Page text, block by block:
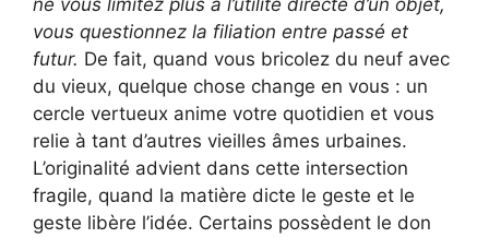
ne vous limitez plus à l’utilité directe d’un objet,
vous questionnez la filiation entre passé et
futur. De fait, quand vous bricolez du neuf avec
du vieux, quelque chose change en vous : un
cercle vertueux anime votre quotidien et vous
relie à tant d’autres vieilles âmes urbaines.
L’originalité advient dans cette intersection
fragile, quand la matière dicte le geste et le
geste libère l’idée. Certains possèdent le don